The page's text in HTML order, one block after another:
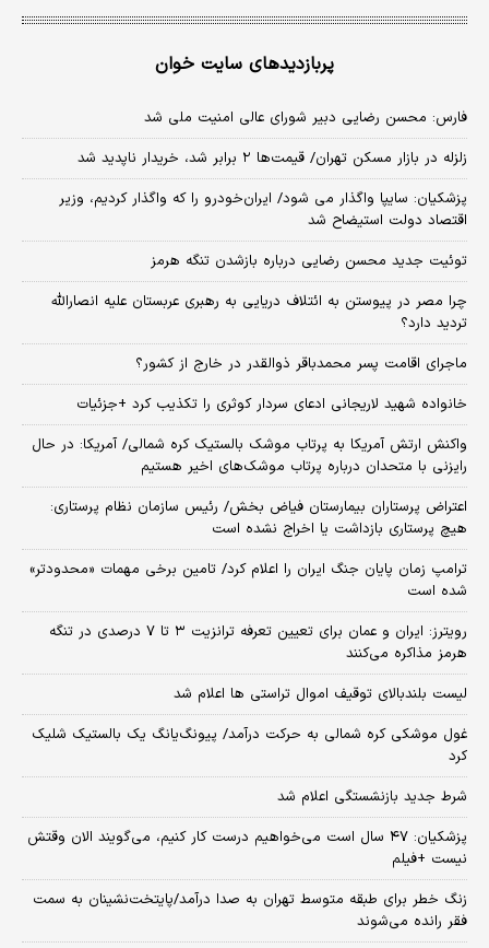
پربازدیدهای سایت خوان
فارس: محسن رضایی دبیر شورای عالی امنیت ملی شد
زلزله در بازار مسکن تهران/ قیمت‌ها ۲ برابر شد، خریدار ناپدید شد
پزشکیان: سایپا واگذار می شود/ ایران‌خودرو را که واگذار کردیم، وزیر
اقتصاد دولت استیضاح شد
توئیت جدید محسن رضایی درباره بازشدن تنگه هرمز
چرا مصر در پیوستن به ائتلاف دریایی به رهبری عربستان علیه انصارالله
تردید دارد؟
ماجرای اقامت پسر محمدباقر ذوالقدر در خارج از کشور؟
خانواده شهید لاریجانی ادعای سردار کوثری را تکذیب کرد +جزئیات
واکنش ارتش آمریکا به پرتاب موشک بالستیک کره شمالی/ آمریکا: در حال
رایزنی با متحدان درباره پرتاب موشک‌های اخیر هستیم
اعتراض پرستاران بیمارستان فیاض بخش/ رئیس سازمان نظام پرستاری:
هیچ پرستاری بازداشت یا اخراج نشده است
ترامپ زمان پایان جنگ ایران را اعلام کرد/ تامین برخی مهمات «محدودتر»
شده است
رویترز: ایران و عمان برای تعیین تعرفه ترانزیت ۳ تا ۷ درصدی در تنگه
هرمز مذاکره می‌کنند
لیست بلندبالای توقیف اموال تراستی ها اعلام شد
غول موشکی کره شمالی به حرکت درآمد/ پیونگ‌یانگ یک بالستیک شلیک
کرد
شرط جدید بازنشستگی اعلام شد
پزشکیان: ۴۷ سال است می‌خواهیم درست کار کنیم، می‌گویند الان وقتش
نیست +فیلم
زنگ خطر برای طبقه متوسط تهران به صدا درآمد/پایتخت‌نشینان به سمت
فقر رانده می‌شوند